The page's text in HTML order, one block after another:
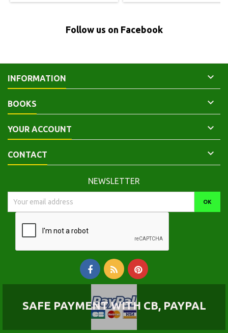
broché, occasion. Correct, dos
couverture en papier. Papier
Follow us on Facebook
INFORMATION 
BOOKS 
YOUR ACCOUNT 
CONTACT 
NEWSLETTER
SAFE PAYMENT WITH CB, PAYPAL